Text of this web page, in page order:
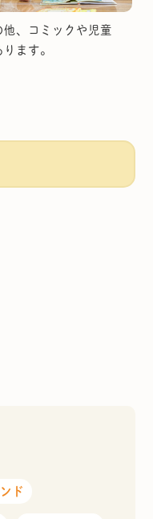
、コミックや児童
ます。
ド